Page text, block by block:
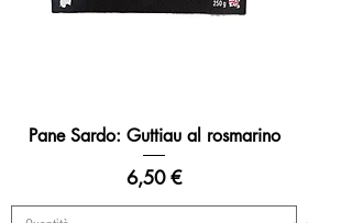
Pane Sardo: Guttiau al rosmarino
Prezzo
6,50 €